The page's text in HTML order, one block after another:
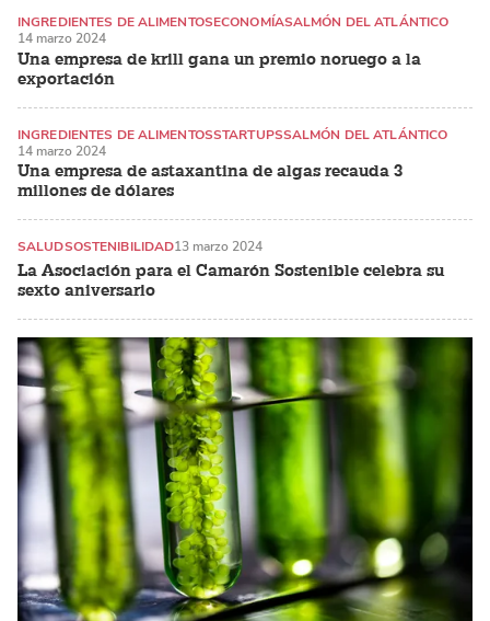
Una empresa de krill gana un premio noruego a la
exportación
INGREDIENTES DE ALIMENTOSECONOMÍASALMÓN DEL ATLÁNTICO
14 marzo 2024
Una empresa de astaxantina de algas recauda 3
millones de dólares
INGREDIENTES DE ALIMENTOSSTARTUPSSALMÓN DEL ATLÁNTICO
14 marzo 2024
La Asociación para el Camarón Sostenible celebra su
sexto aniversario
SALUDSOSTENIBILIDAD13 marzo 2024